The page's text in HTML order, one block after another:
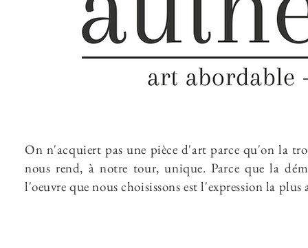
On n'acquiert pas une pièce d'art parce qu'on la
nous rend, à notre tour, unique. Parce que la
l'oeuvre que nous choisissons est l'expression la